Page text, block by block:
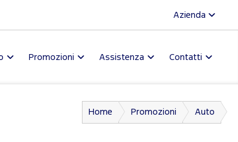
Azienda
Promozioni Assistenza Contatti
Home Promozioni Auto